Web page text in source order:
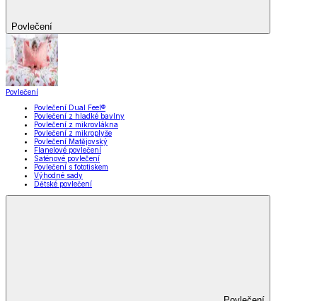
Povlečení
Povlečení
Povlečení Dual Feel®
Povlečení z hladké bavlny
Povlečení z mikrovlákna
Povlečení z mikroplyše
Povlečení Matějovský
Flanelové povlečení
Saténové povlečení
Povlečení s fototiskem
Výhodné sady
Dětské povlečení